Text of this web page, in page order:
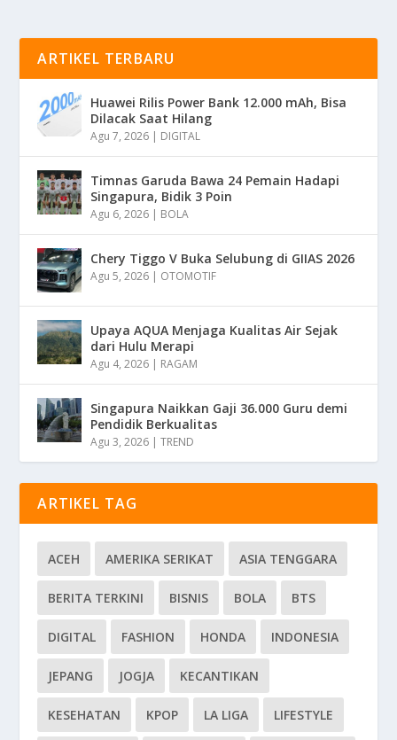
ARTIKEL TERBARU
Huawei Rilis Power Bank 12.000 mAh, Bisa
Dilacak Saat Hilang
Agu 7, 2026 | DIGITAL
Timnas Garuda Bawa 24 Pemain Hadapi
Singapura, Bidik 3 Poin
Agu 6, 2026 | BOLA
Chery Tiggo V Buka Selubung di GIIAS 2026
Agu 5, 2026 | OTOMOTIF
Upaya AQUA Menjaga Kualitas Air Sejak
dari Hulu Merapi
Agu 4, 2026 | RAGAM
Singapura Naikkan Gaji 36.000 Guru demi
Pendidik Berkualitas
Agu 3, 2026 |TREND
ARTIKEL TAG
ACEH AMERIKA SERIKAT ASIA TENGGARA
BERITA TERKINI BISNIS BOLA BTS
DIGITAL FASHION HONDA INDONESIA
JEPANG JOGJA KECANTIKAN
KESEHATAN KPOP LA LIGA LIFESTYLE